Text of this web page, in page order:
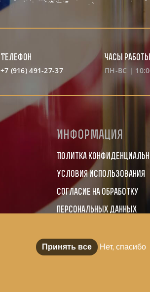
Телефон
+7 (916) 491-27-37
Часы работы
ПН-ВС |
Информация
Политка
Условия использования
Согласие на обработку
персональных данных
Принять все Нет, спасибо